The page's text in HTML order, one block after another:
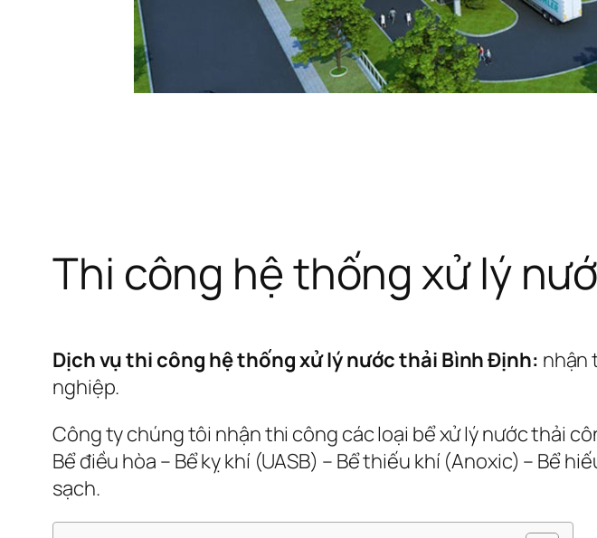
Thi công hệ thống xử lý
Dịch vụ thi công hệ thống xử lý nước thải Bình Định: nhận
nghiệp.
Công ty chúng tôi nhận thi công các loại bể xử lý nước thải
Bể điều hòa – Bể kỵ khí (UASB) – Bể thiếu khí (Anoxic) – Bể
sạch.